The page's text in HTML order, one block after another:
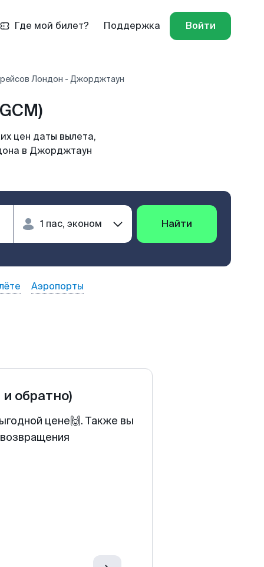
Где мой билет? Поддержка Войти
рейсов Лондон - Джорджтаун
цен даты вылета,
в Джорджтаун
Найти
Аэропорты
и обратно)
цене🙌. Также вы